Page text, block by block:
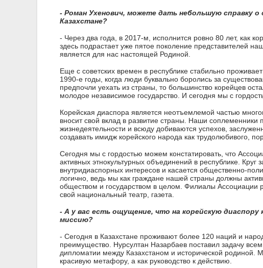
- Роман Ухенович, можете дать небольшую справку
Казахстане?
- Через два года, в 2017-м, исполнится ровно 80 лет, как
здесь подрастает уже пятое поколение представителей
является для нас настоящей Родиной.
Еще с советских времен в республике стабильно
1990-е годы, когда люди буквально боролись за
предпочли уехать из страны, то большинство корейцев
молодое независимое государство. И сегодня мы с
Корейская диаспора является неотъемлемой частью
вносит свой вклад в развитие страны. Наши соплеменники
жизнедеятельности и всюду добиваются успехов,
создавать имидж корейского народа как трудолюбивого,
Сегодня мы с гордостью можем констатировать, что
активных этнокультурных объединений в республике.
внутридиаспорных интересов и касается общественно-
логично, ведь мы как граждане нашей страны должны
обществом и государством в целом. Филиалы Ассоциации
свой национальный театр, газета.
- А у вас есть ощущение, что на корейскую диаспору
миссию?
- Cегодня в Казахстане проживают более 120 наций и
преимущество. Нурсултан Назарбаев поставил задачу
дипломатии между Казахстаном и исторической родиной.
красивую метафору, а как руководство к действию.